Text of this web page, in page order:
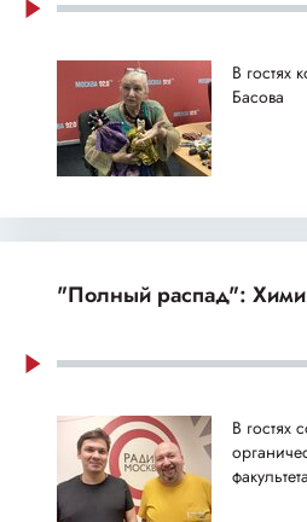
В гостях
Басова
"Полный распад":
В гостях